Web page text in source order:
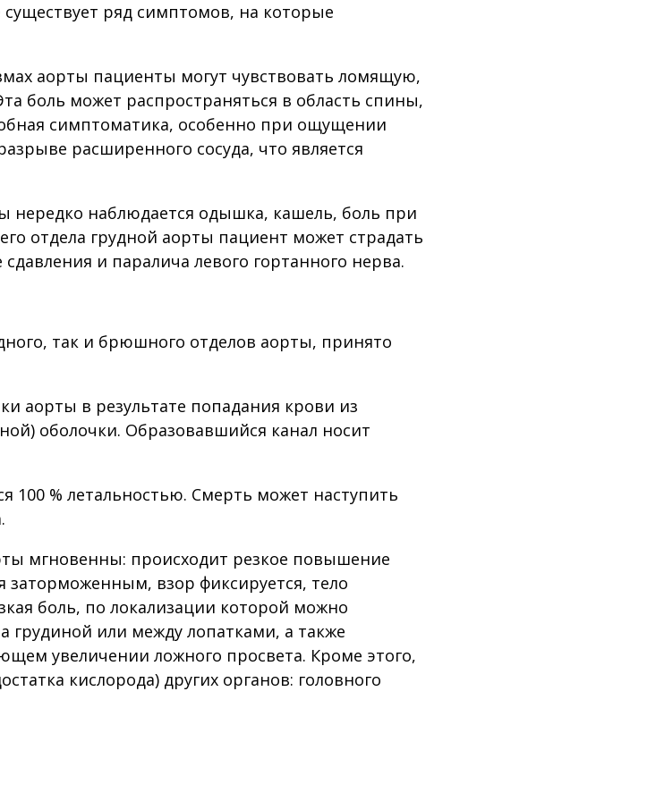
ряд симптомов, на которые
аорты пациенты могут чувствовать ломящую,
боль может распространяться в область спины,
симптоматика, особенно при ощущении
расширенного сосуда, что является
нередко наблюдается одышка, кашель, боль при
отдела грудной аорты пациент может страдать
и паралича левого гортанного нерва.
так и брюшного отделов аорты, принято
аорты в результате попадания крови из
оболочки. Образовавшийся канал носит
100 % летальностью. Смерть может наступить
мгновенны: происходит резкое повышение
заторможенным, взор фиксируется, тело
боль, по локализации которой можно
грудиной или между лопатками, а также
увеличении ложного просвета. Кроме этого,
кислорода) других органов: головного